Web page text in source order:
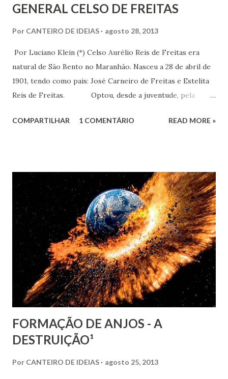
GENERAL CELSO DE FREITAS
Por CANTEIRO DE IDEIAS agosto 28, 2013
Por Luciano Klein (*) Celso Aurélio Reis de Freitas era
natural de São Bento no Maranhão. Nasceu a 28 de abril de
1901, tendo como pais: José Carneiro de Freitas e Estelita
Reis de Freitas. Optou, desde a juventude, pela
Militar no Rio de Janeiro. Em 1923, como 1.º tenente, veio
aquartelado nesta capital. Serviu ainda em diversas
guarnições: ESAO, em 1928; 24.º BC(1929-1931), Colégio
Militar do Ceará (1931-1935), ficando de setembro a
novembro de 1932 à disposição do governador do Estado;
23.º BC (1935-1936); ll.º RI (1936-1937); 24.ºBC (1941); 15.ºRI
(1941-1942); 24.ºBC (1942-1949). De junho de1937 a março de
1941, esteve afastado, por motivos pessoais, das ativi...
COMPARTILHAR 1 COMENTÁRIO READ MORE »
FORMAÇÃO DE ANJOS - A
DESTRUIÇÃO¹
Por CANTEIRO DE IDEIAS agosto 25, 2013